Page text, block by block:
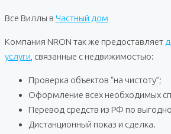
Все Виллы в Частный дом
Компания NRON так же предоставляет
услуги , связанные с недвижимостью:
Проверка объектов “на чистоту”;
Оформление всех необходимых
Перевод средств из РФ по
Дистанционный показ и сделка.